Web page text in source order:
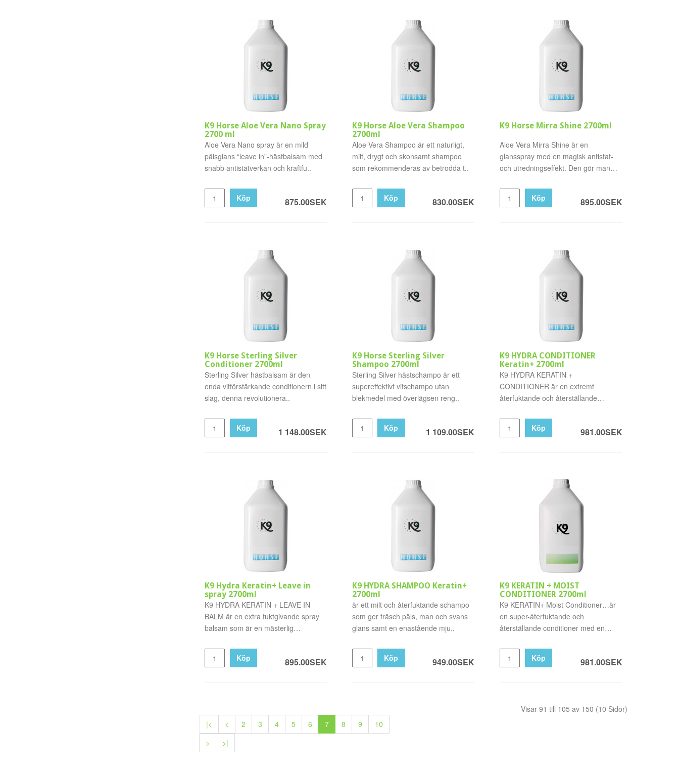
K9 Horse Aloe Vera Nano Spray
2700 ml
Aloe Vera Nano spray är en mild
pälsglans “leave in”-hästbalsam med
snabb antistatverkan och kraftfu..
875.00SEK
Köp
K9 Horse Aloe Vera Shampoo
2700ml
Aloe Vera Shampoo är ett naturligt,
milt, drygt och skonsamt shampoo
som rekommenderas av betrodda t..
830.00SEK
Köp
K9 Horse Mirra Shine 2700ml
Aloe Vera Mirra Shine är en
glansspray med en magisk antistat-
och utredningseffekt. Den gör man
895.00SEK
Köp
K9 Horse Sterling Silver
Conditioner 2700ml
Sterling Silver hästbalsam är den
enda vitförstärkande conditionern i sitt
slag, denna revolutionera..
1 148.00SEK
Köp
K9 Horse Sterling Silver
Shampoo 2700ml
Sterling Silver hästschampo är ett
supereffektivt vitschampo utan
blekmedel med överlägsen reng..
1 109.00SEK
Köp
K9 HYDRA CONDITIONER
Keratin+ 2700ml
K9 HYDRA KERATIN +
CONDITIONER är en extremt
återfuktande och återställande
981.00SEK
Köp
K9 Hydra Keratin+ Leave in
spray 2700ml
K9 HYDRA KERATIN + LEAVE IN
BALM är en extra fuktgivande spray
balsam som är en mästerlig
895.00SEK
Köp
K9 HYDRA SHAMPOO Keratin+
2700ml
är ett milt och återfuktande schampo
som ger fräsch päls, man och svans
glans samt en enastående mju..
949.00SEK
Köp
K9 KERATIN + MOIST
CONDITIONER 2700ml
K9 KERATIN+ Moist Conditioner…är
en super-återfuktande och
återställande conditioner med en
981.00SEK
Köp
|< < 2 3 4 5 6 7 8 9
10
>
>|
Visar 91 till 105 av 150 (10 Sidor)